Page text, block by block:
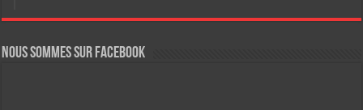
Nous sommes sur FaceBook